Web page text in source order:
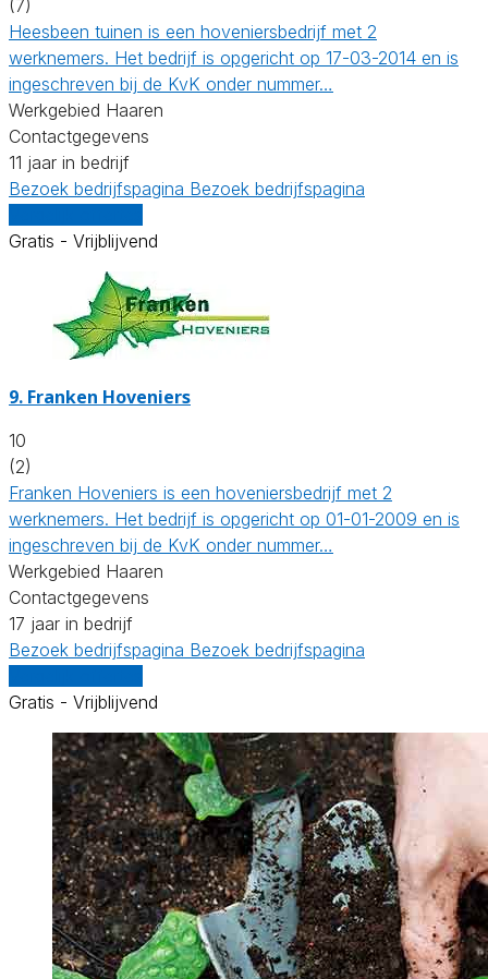
(7)
Heesbeen tuinen is een hoveniersbedrijf met 2
werknemers. Het bedrijf is opgericht op 17-03-2014 en is
ingeschreven bij de KvK onder nummer…
Werkgebied Haaren
Contactgegevens
11 jaar in bedrijf
Bezoek bedrijfspagina Bezoek bedrijfspagina
Gratis - Vrijblijvend
9. Franken Hoveniers
10
(2)
Franken Hoveniers is een hoveniersbedrijf met 2
werknemers. Het bedrijf is opgericht op 01-01-2009 en is
ingeschreven bij de KvK onder nummer…
Werkgebied Haaren
Contactgegevens
17 jaar in bedrijf
Bezoek bedrijfspagina Bezoek bedrijfspagina
Gratis - Vrijblijvend